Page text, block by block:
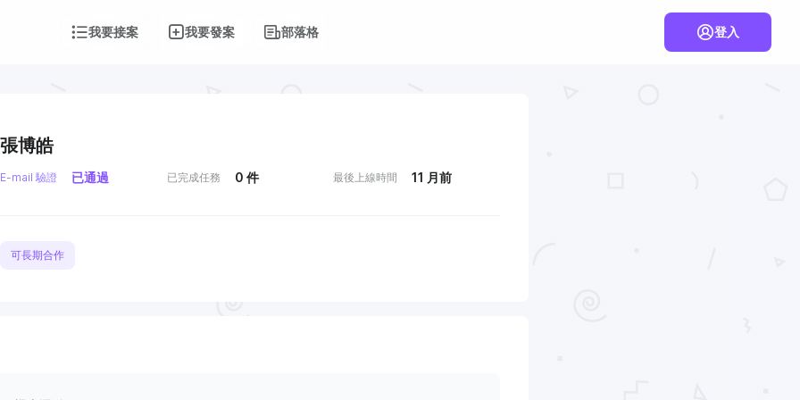
我要接案 我要發案 部落格 登入
張博皓
E-mail 驗證 已通過 已完成任務 0 件 最後上線時間 11 月前
可長期合作